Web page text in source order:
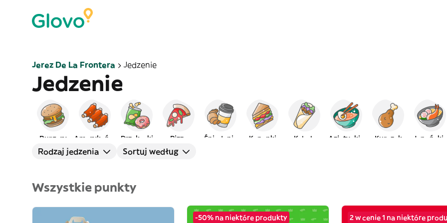
Jerez De La Frontera Jedzenie
Jedzenie
Burgery Przekąski Pizza Śniadanie Kanapki Kebab Azjatyckie Kurczak Japońskie
Rodzaj jedzenia Sortuj według
Wszystkie punkty
-50% na niektóre produkty
2 w cenie 1 na niektóre